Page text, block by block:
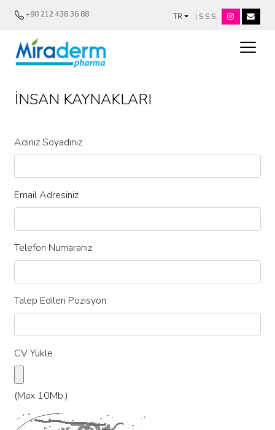
+90 212 438 36 88 TR | S.S.S.
İNSAN KAYNAKLARI
Adınız Soyadınız
Email Adresiniz
Telefon Numaranız
Talep Edilen Pozisyon
CV Yükle
(Max 10Mb.)